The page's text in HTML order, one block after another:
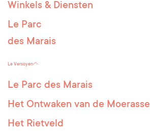
Winkels & Diensten
Le Parc
des Marais
Le Versoyen
Le Parc des Marais
Het Ontwaken van de
Het Rietveld